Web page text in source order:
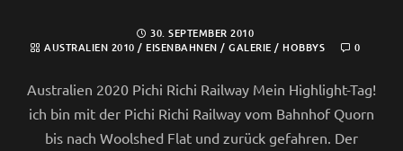
30. SEPTEMBER 2010
AUSTRALIEN 2010 / EISENBAHNEN / GALERIE / HOBBYS 0
Australien 2020 Pichi Richi Railway Mein Highlight-Tag!
ich bin mit der Pichi Richi Railway vom Bahnhof Quorn
bis nach Woolshed Flat und zurück gefahren. Der